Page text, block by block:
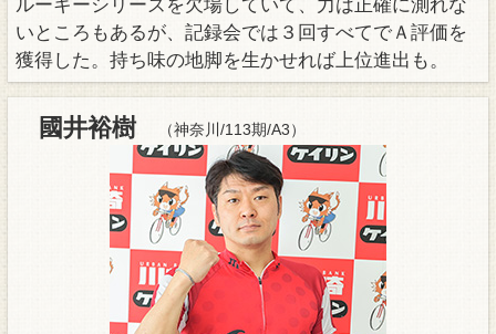
ルーキーシリーズを欠場していて、力は正確に測れな
いところもあるが、記録会では３回すべてでＡ評価を
獲得した。持ち味の地脚を生かせれば上位進出も。
國井裕樹 （神奈川/113期/A3）